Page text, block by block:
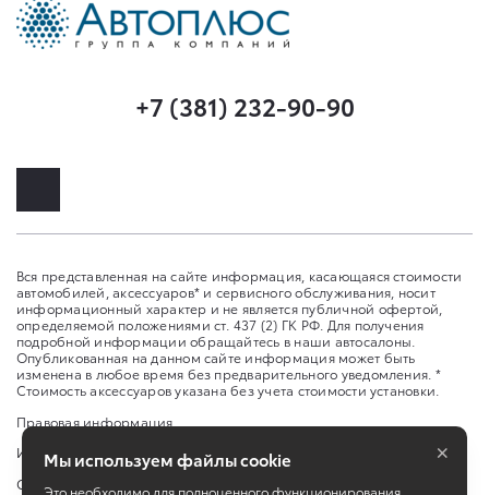
+7 (381) 232-90-90
Вся представленная на сайте информация, касающаяся стоимости
автомобилей, аксессуаров* и сервисного обслуживания, носит
информационный характер и не является публичной офертой,
определяемой положениями ст. 437 (2) ГК РФ. Для получения
подробной информации обращайтесь в наши автосалоны.
Опубликованная на данном сайте информация может быть
изменена в любое время без предварительного уведомления. *
Стоимость аксессуаров указана без учета стоимости установки.
Правовая информация
Изменить настройку cookies
Сбросить cookie
Мы используем файлы cookie
Это необходимо для полноценного функционирования
×